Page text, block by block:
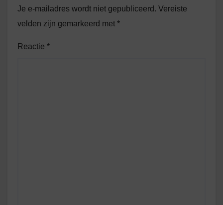
Je e-mailadres wordt niet gepubliceerd. Vereiste
velden zijn gemarkeerd met *
Reactie *